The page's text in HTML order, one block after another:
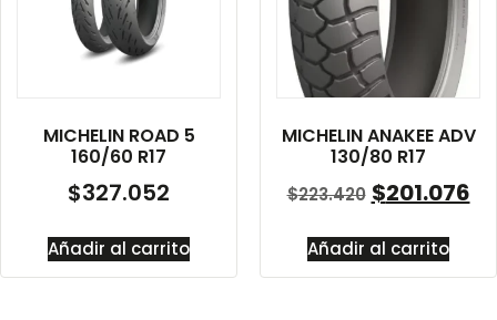
MICHELIN ROAD 5
160/60 R17
$327.052
Añadir al carrito
MICHELIN ANAKEE ADV
130/80 R17
$223.420 $201.076
Añadir al carrito